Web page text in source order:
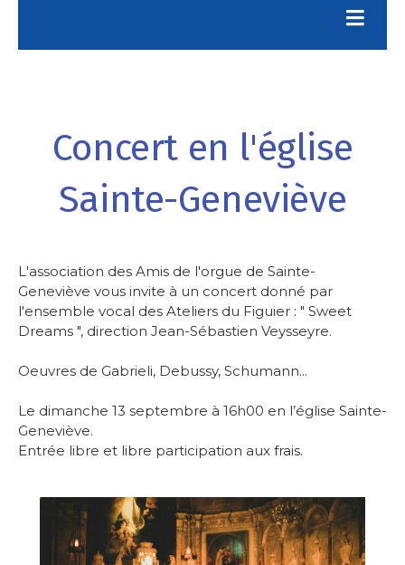
Concert en l'église
Sainte-Geneviève
L'association des Amis de l'orgue de Sainte-
Geneviève vous invite à un concert donné par
l'ensemble vocal des Ateliers du Figuier : " Sweet
Dreams ", direction Jean-Sébastien Veysseyre.
Oeuvres de Gabrieli, Debussy, Schumann...
Le dimanche 13 septembre à 16h00 en l’église Sainte-
Geneviève.
Entrée libre et libre participation aux frais.